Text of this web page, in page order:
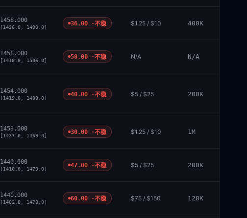
1458.000
[1426.0, 1490.0]
36.00 ·不稳 $1.25 / $10 400K
1458.000
[1410.0, 1506.0]
50.00 ·不稳 N/A N/A
1454.000
[1419.0, 1489.0]
40.00 ·不稳 $5 / $25 200K
1453.000
[1437.0, 1469.0]
30.00 ·不稳 $1.25 / $10 1M
1440.000
[1410.0, 1470.0]
47.00 ·不稳 $5 / $25 200K
1440.000
[1402.0, 1478.0]
60.00 ·不稳 $75 / $150 128K